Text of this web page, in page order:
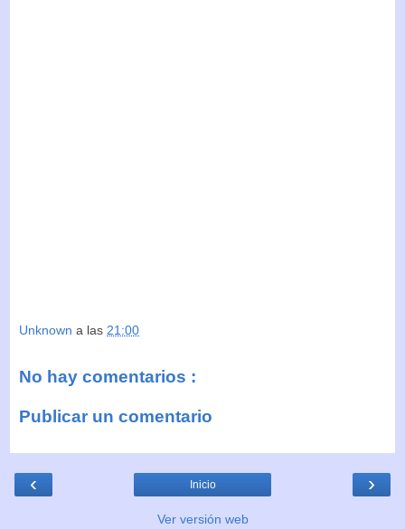
Unknown a las 21:00
No hay comentarios :
Publicar un comentario
‹ ›
Inicio
Ver versión web